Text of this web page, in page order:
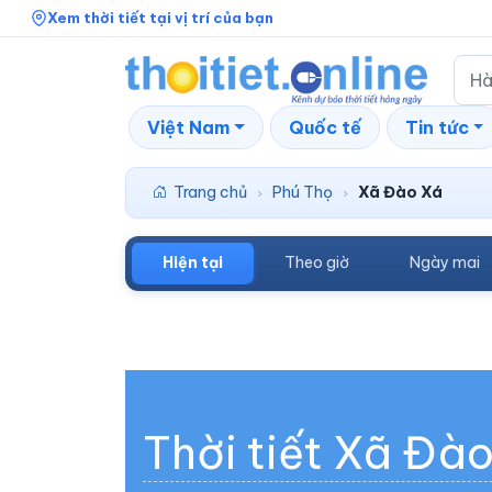
Xem thời tiết tại vị trí của bạn
Việt Nam Quốc tế Tin tức
Trang chủ › Phú Thọ › Xã Đào Xá
Hiện tại Theo giờ Ngày mai
Thời tiết Xã